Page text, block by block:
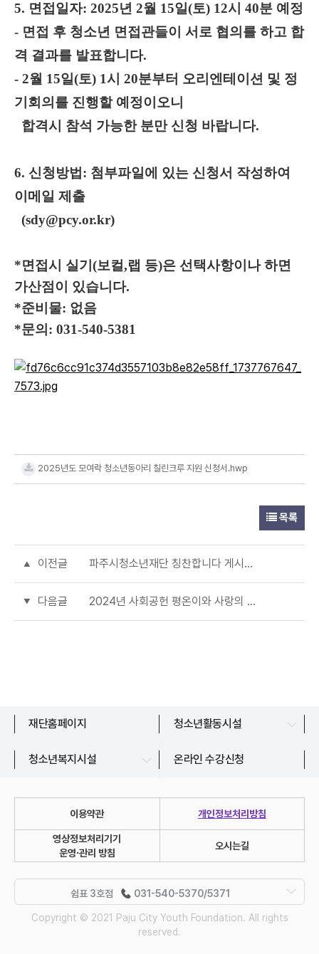
5. 면접일자: 2025년 2월 15일(토) 12시 40분 예정
- 면접 후 청소년 면접관들이 서로 협의를 하고 합
격 결과를 발표합니다.
- 2월 15일(토) 1시 20분부터 오리엔테이션 및 정
기회의를 진행할 예정이오니
합격시 참석 가능한 분만 신청 바랍니다.
6. 신청방법: 첨부파일에 있는 신청서 작성하여
이메일 제출
(sdy@pcy.or.kr)
*면접시 실기(보컬,랩 등)은 선택사항이나 하면
가산점이 있습니다.
*준비물: 없음
*문의: 031-540-5381
2025년도 모여락 청소년동아리 칠린크루 지원 신청서.hwp
목록
이전글 파주시청소년재단 칭찬합니다 게시판 신설
다음글 2024년 사회공헌 평온이와 사랑의 헌혈(시간변경 13시30분부터 진행)
재단홈페이지 청소년활동시설
문산청소년센터
청소년자유공간 쉼표
유스라이브러리
청소년복지시설
파주시청소년상담복지센터 온라인 수강신청
이용약관 개인정보처리방침
영상정보처리기기
운영∙관리 방침
오시는길
쉼표 1호점 031-540-5350/5351
쉼표 3호점 031-540-5370/5371
쉼표 4호점 031-540-5380/5381
: 경기도 파주시 파주읍 술이홀로 481,
031-540-5350/5351
Copyright © 2021 Paju City Youth Foundation. All rights
reserved.